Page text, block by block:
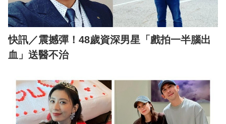
快訊／震撼彈！48歲資深男星「戲拍一半腦出
血」送醫不治